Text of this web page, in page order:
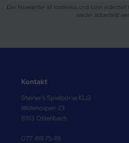
Der Newsletter ist kostenlos und kann
wieder abbestellt
Kontakt
Steiner's Spielbörse KLG
Widenospen 23
8913 Ottenbach
077 419 75 49